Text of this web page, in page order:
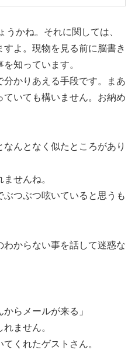
うかね。それに関しては、
よ。現物を見る前に脳書き
知っています。
かりあえる手段です。まあ
いても構いません。お納め
んとなく似たところがあり
せんね。
つぶつ呟いていると思うも
からない事を話して迷惑な
らメールが来る」
ません。
くれたゲストさん。